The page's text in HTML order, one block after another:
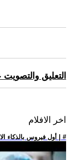
التعليق
اخر الافلام
.. أول فيروس بالذكاء الاصطناعي.. هل تخرج الأمور عن السيطرة؟ | #